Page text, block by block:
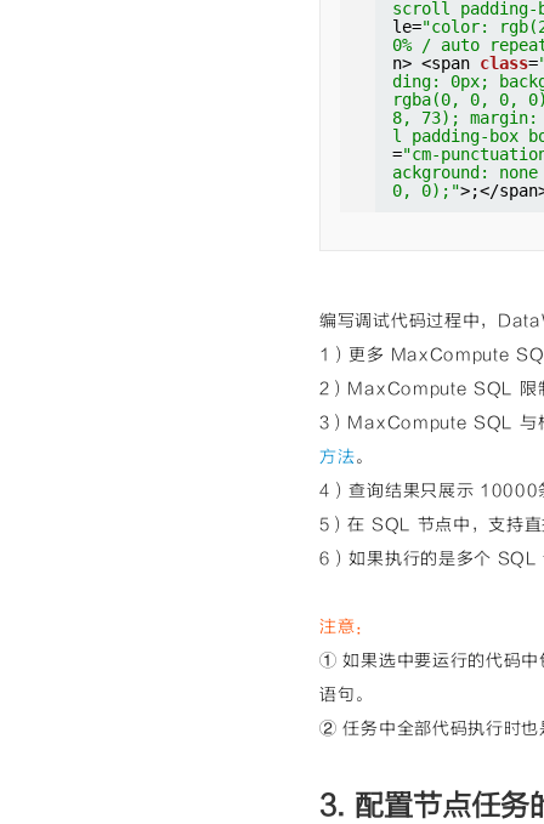
scroll
le="color:
0% / auto
n> <span class=
ding: 0px;
rgba(0, 0, 0,
8, 73); margin:
l padding-box
="cm-
ackground:
0, 0);">;</
编写调试代码过程中，
1）更多 MaxCompute
2）MaxCompute SQL 限
3）MaxCompute SQL 与
方法。
4）查询结果只展示 10000
5）在 SQL 节点中，支持
6）如果执行的是多个 SQL
注意：
① 如果选中要运行的代码
语句。
② 任务中全部代码执行时也
3. 配置节点任务